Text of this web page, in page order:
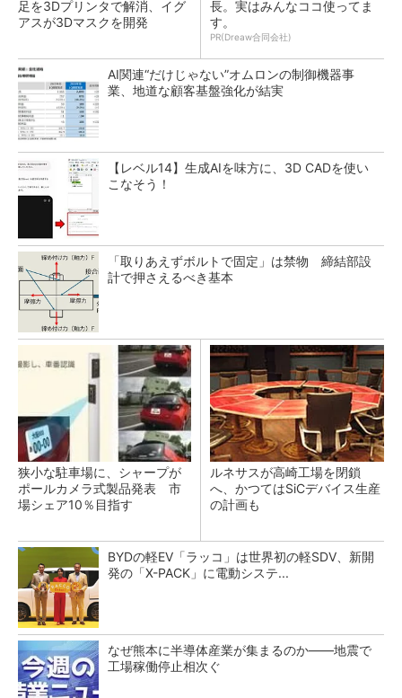
足を3Dプリンタで解消、イグ
アスが3Dマスクを開発
長。実はみんなココ使ってま
す。
PR(Dreaw合同会社)
AI関連“だけじゃない”オムロンの制御機器事
業、地道な顧客基盤強化が結実
【レベル14】生成AIを味方に、3D CADを使い
こなそう！
「取りあえずボルトで固定」は禁物 締結部設
計で押さえるべき基本
狭小な駐車場に、シャープが
ポールカメラ式製品発表 市
場シェア10％目指す
ルネサスが高崎工場を閉鎖
へ、かつてはSiCデバイス生産
の計画も
BYDの軽EV「ラッコ」は世界初の軽SDV、新開
発の「X-PACK」に電動システ...
なぜ熊本に半導体産業が集まるのか――地震で
工場稼働停止相次ぐ